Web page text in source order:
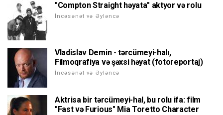
"Compton Straight həyata" aktyor və rolu
İncəsənət və Əyləncə
Vladislav Demin - tərcümeyi-halı,
Filmoqrafiya və şəxsi həyat (fotoreportaj)
İncəsənət və Əyləncə
Aktrisa bir tərcümeyi-hal, bu rolu ifa: film
"Fast və Furious" Mia Toretto Character